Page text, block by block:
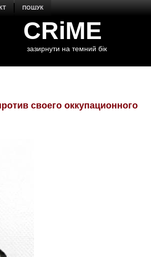
ПОШУК
CRiME
зазирнути на темний бік
своего оккупационного